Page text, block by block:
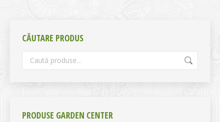
CĂUTARE PRODUS
PRODUSE GARDEN CENTER